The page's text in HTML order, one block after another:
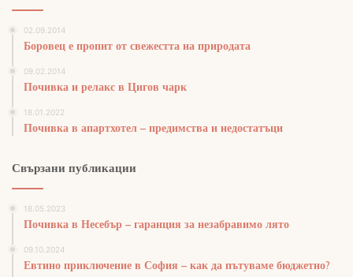
02.09.2014
Боровец е пропит от свежестта на природата
09.02.2014
Почивка и релакс в Цигов чарк
18.01.2022
Почивка в апартхотел – предимства и недостатъци
Свързани публикации
18.05.2023
Почивка в Несебър – гаранция за незабравимо лято
09.10.2024
Евтино приключение в София – как да пътуваме бюджетно?